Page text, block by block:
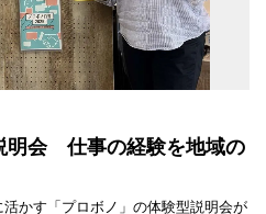
明会 仕事の経験を地域の
かす「プロボノ」の体験型説明会が